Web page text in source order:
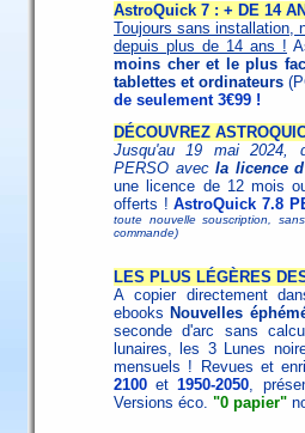
AstroQuick 7 : + DE 14
Toujours sans installation,
depuis plus de 14 ans !
moins cher et le plus
tablettes et ordinateurs
de seulement 3€99 !
DÉCOUVREZ
Jusqu'au 19 mai 2024,
PERSO avec la licence
une licence de 12 mois
offerts !AstroQuick 7.8
toute nouvelle souscription,
commande)
LES PLUS LÉGÈRES
A copier directement
ebooks Nouvelles
seconde d'arc sans
lunaires, les 3 Lunes
mensuels ! Revues et
2100 et1950-2050,
Versions éco. "0 papier"